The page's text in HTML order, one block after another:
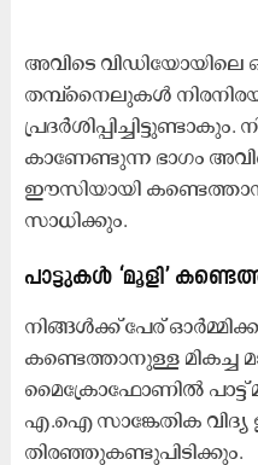
അവിടെ വിഡിയോയിലെ
തമ്പ്നൈലുകൾ
കാണേണ്ടുന്ന ഭാഗം
ഈസിയായി
സാധിക്കും.
പാട്ടുകൾ ‘മൂളി’
നിങ്ങൾക്ക് പേര്
കണ്ടെത്താനുള്ള മികച്ച
മൈക്രോഫോണിൽ പാട്ട്
എ.ഐ സാ​ങ്കേതിക വിദ്യ
തിരഞ്ഞുകണ്ടുപിടിക്കും.